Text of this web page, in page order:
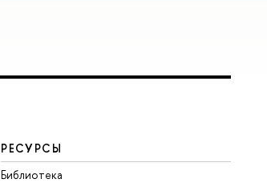
РЕСУРСЫ
Библиотека